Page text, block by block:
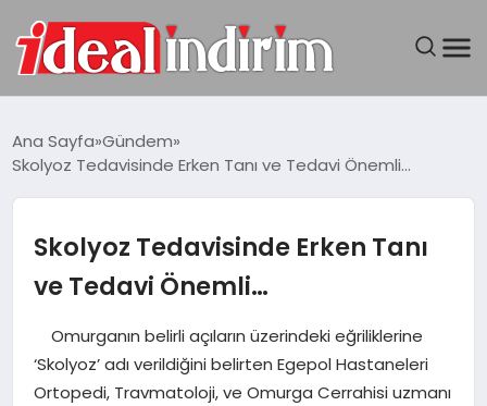
BILGISAYAR
DÜNYA
SEYAHAT
TEKNOLOJI
Ana Sayfa Gündem
Skolyoz Tedavisinde Erken Tanı ve Tedavi Önemli…
Skolyoz Tedavisinde Erken Tanı
ve Tedavi Önemli…
Omurganın belirli açıların üzerindeki eğriliklerine
‘Skolyoz’ adı verildiğini belirten Egepol Hastaneleri
Ortopedi, Travmatoloji, ve Omurga Cerrahisi uzmanı